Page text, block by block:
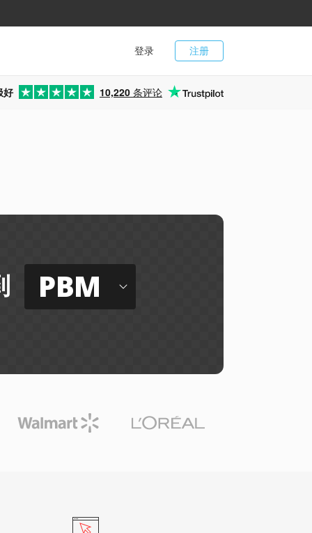
注册
登录
好 10,220 条评论
PBM